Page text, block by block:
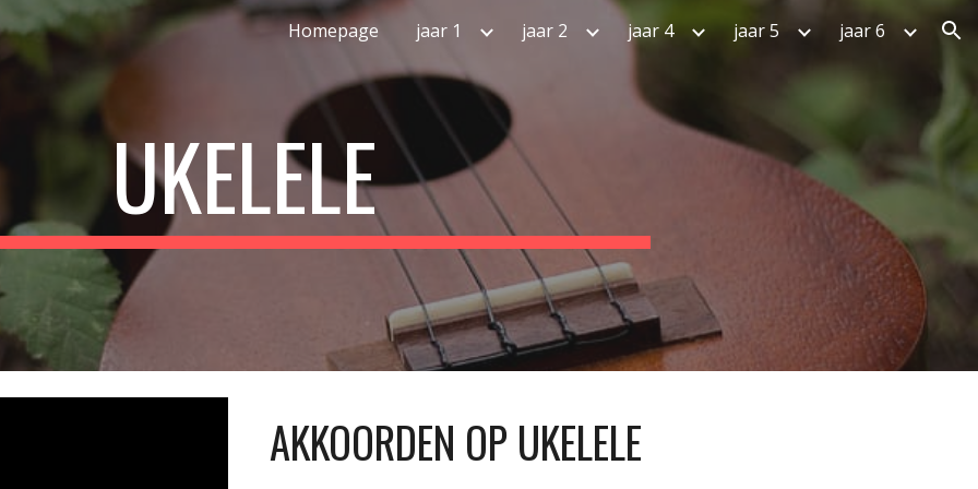
to main content Skip to navigation
Homepage jaar 1 jaar 2 jaar 4 jaar 5 jaar 6
UKELELE
AKKOORDEN OP UKELELE